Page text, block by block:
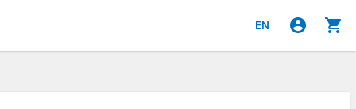
EN account_circle shopping_cart